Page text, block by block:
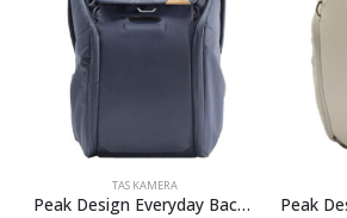
TAS KAMERA
Peak Design Everyday Backpack v2 30L – Midnight